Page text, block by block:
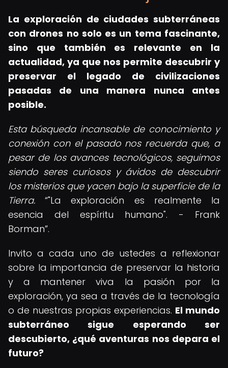
La exploración de ciudades subterráneas
con drones no solo es un tema fascinante,
sino que también es relevante en la
actualidad, ya que nos permite descubrir y
preservar el legado de civilizaciones
pasadas de una manera nunca antes
posible.
Esta búsqueda incansable de conocimiento y
conexión con el pasado nos recuerda que, a
pesar de los avances tecnológicos, seguimos
siendo seres curiosos y ávidos de descubrir
los misterios que yacen bajo la superficie de la
Tierra.
"La exploración es realmente la
esencia del espíritu humano". - Frank
Borman .
Invito a cada uno de ustedes a reflexionar
sobre la importancia de preservar la historia
y a mantener viva la pasión por la
exploración, ya sea a través de la tecnología
o de nuestras propias experiencias. El mundo
subterráneo sigue esperando ser
descubierto, ¿qué aventuras nos depara el
futuro?